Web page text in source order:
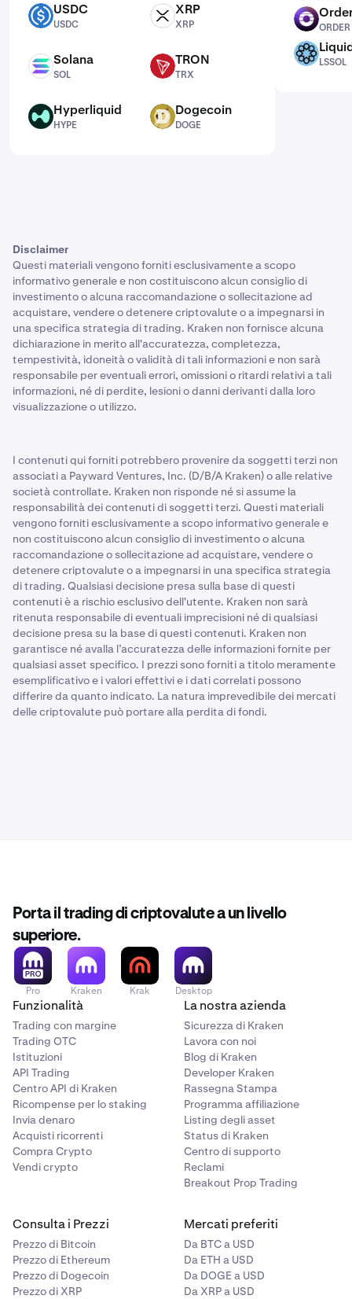
USDC USDC
USDC
XRP XRP
XRP
SOL Solana
SOL
TRX TRON
TRX
HYPE Hyperliquid
HYPE
DOGE Dogecoin
DOGE
ORDER
ORDER
LSSOL
LSSOL
Disclaimer
Questi materiali vengono forniti esclusivamente a scopo
informativo generale e non costituiscono alcun consiglio di
investimento o alcuna raccomandazione o sollecitazione ad
acquistare, vendere o detenere criptovalute o a impegnarsi in
una specifica strategia di trading. Kraken non fornisce alcuna
dichiarazione in merito all'accuratezza, completezza,
tempestività, idoneità o validità di tali informazioni e non sarà
responsabile per eventuali errori, omissioni o ritardi relativi a tali
informazioni, né di perdite, lesioni o danni derivanti dalla loro
visualizzazione o utilizzo.
I contenuti qui forniti potrebbero provenire da soggetti terzi non
associati a Payward Ventures, Inc. (D/B/A Kraken) o alle relative
società controllate. Kraken non risponde né si assume la
responsabilità dei contenuti di soggetti terzi. Questi materiali
vengono forniti esclusivamente a scopo informativo generale e
non costituiscono alcun consiglio di investimento o alcuna
raccomandazione o sollecitazione ad acquistare, vendere o
detenere criptovalute o a impegnarsi in una specifica strategia
di trading. Qualsiasi decisione presa sulla base di questi
contenuti è a rischio esclusivo dell'utente. Kraken non sarà
ritenuta responsabile di eventuali imprecisioni né di qualsiasi
decisione presa su la base di questi contenuti. Kraken non
garantisce né avalla l’accuratezza delle informazioni fornite per
qualsiasi asset specifico. I prezzi sono forniti a titolo meramente
esemplificativo e i valori effettivi e i dati correlati possono
differire da quanto indicato. La natura imprevedibile dei mercati
delle criptovalute può portare alla perdita di fondi.
Porta il trading di criptovalute a un livello
superiore.
Pro Kraken Krak Desktop
Funzionalità
Trading con margine
Trading OTC
Istituzioni
API Trading
Centro API di Kraken
Ricompense per lo staking
Invia denaro
Acquisti ricorrenti
Compra Crypto
Vendi crypto
La nostra azienda
Sicurezza di Kraken
Lavora con noi
Blog di Kraken
Developer Kraken
Rassegna Stampa
Programma affiliazione
Listing degli asset
Status di Kraken
Centro di supporto
Reclami
Breakout Prop Trading
Consulta i Prezzi
Prezzo di Bitcoin
Prezzo di Ethereum
Prezzo di Dogecoin
Prezzo di XRP
Mercati preferiti
Da BTC a USD
Da ETH a USD
Da DOGE a USD
Da XRP a USD